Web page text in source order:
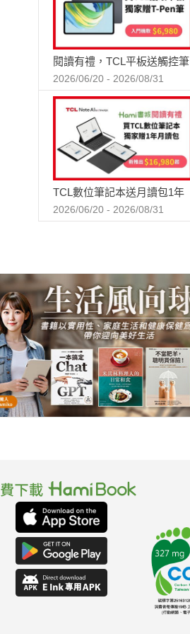
閱讀有禮，TCL平板送觸控筆
2026/06/20 - 2026/08/31
TCL數位筆記本送月讀包1年
2026/06/20 - 2026/08/31